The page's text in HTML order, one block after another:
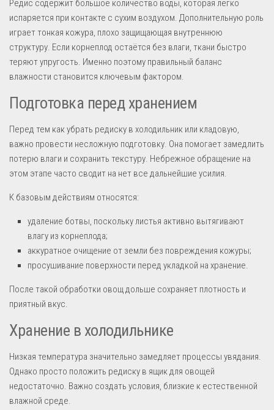
Редис содержит большое количество воды, которая легко
испаряется при контакте с сухим воздухом. Дополнительную роль
играет тонкая кожура, плохо защищающая внутреннюю
структуру. Если корнеплод остаётся без влаги, ткани быстро
теряют упругость. Именно поэтому правильный баланс
влажности становится ключевым фактором.
Подготовка перед хранением
Перед тем как убрать редиску в холодильник или кладовую,
важно провести несложную подготовку. Она помогает замедлить
потерю влаги и сохранить текстуру. Небрежное обращение на
этом этапе часто сводит на нет все дальнейшие усилия.
К базовым действиям относятся:
удаление ботвы, поскольку листья активно вытягивают
влагу из корнеплода;
аккуратное очищение от земли без повреждения кожуры;
просушивание поверхности перед укладкой на хранение.
После такой обработки овощ дольше сохраняет плотность и
приятный вкус.
Хранение в холодильнике
Низкая температура значительно замедляет процессы увядания.
Однако просто положить редиску в ящик для овощей
недостаточно. Важно создать условия, близкие к естественной
влажной среде.